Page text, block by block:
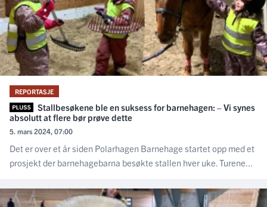
REPORTASJE
Stallbesøkene ble en suksess for barnehagen: – Vi synes
absolutt at flere bør prøve dette
5. mars 2024, 07:00
Det er over et år siden Polarhagen Barnehage startet opp med et
prosjekt der barnehagebarna besøkte stallen hver uke. Turene...